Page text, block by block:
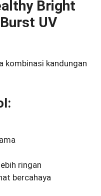
Bright
UV
kombinasi kandungan
ringan
bercahaya